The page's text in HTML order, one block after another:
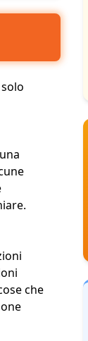
che